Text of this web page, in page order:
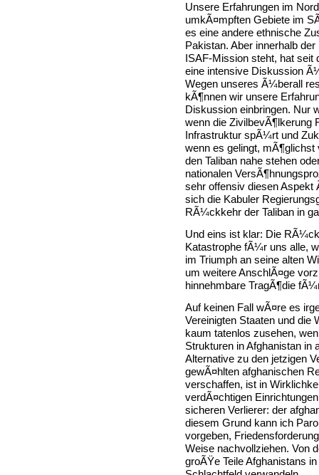
Unsere Erfahrungen im
umkÃ¤mpften Gebiete im
es eine andere ethnische
Pakistan. Aber innerhalb
ISAF-Mission steht, hat
eine intensive Diskussion
Wegen unseres Ã¼berall
kÃ¶nnen wir unsere
Diskussion einbringen. Nur
wenn die ZivilbevÃ¶lkerung
Infrastruktur spÃ¼rt und
wenn es gelingt,
den Taliban nahe stehen
nationalen
sehr offensiv diesen Aspekt
sich die Kabuler
RÃ¼ckkehr der Taliban in
Und eins ist klar: Die
Katastrophe fÃ¼r uns alle,
im Triumph an seine alten
um weitere AnschlÃ¤ge
hinnehmbare TragÃ¶die
Auf keinen Fall wÃ¤re es
Vereinigten Staaten und
kaum tatenlos zusehen,
Strukturen in Afghanistan in
Alternative zu den jetzigen
gewÃ¤hlten afghanischen
verschaffen, ist in
verdÃ¤chtigen
sicheren Verlierer: der
diesem Grund kann ich
vorgeben,
Weise nachvollziehen. Von
groÃŸe Teile Afghanistans